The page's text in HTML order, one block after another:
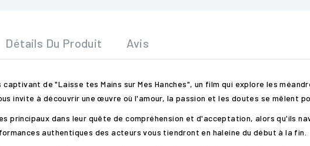
Détails Du Produit Avis
captivant de "Laisse tes Mains sur Mes Hanches", un film qui explore les
invite à découvrir une œuvre où l'amour, la passion et les doutes se mêlent
principaux dans leur quête de compréhension et d'acceptation, alors qu'ils
authentiques des acteurs vous tiendront en haleine du début à la fin.